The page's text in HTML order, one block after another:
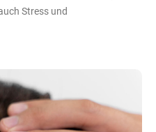
Stress und